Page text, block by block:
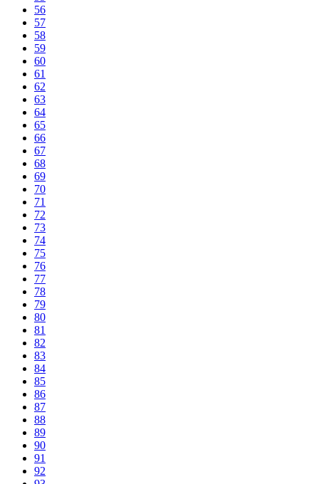
56
57
58
59
60
61
62
63
64
65
66
67
68
69
70
71
72
73
74
75
76
77
78
79
80
81
82
83
84
85
86
87
88
89
90
91
92